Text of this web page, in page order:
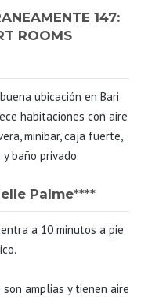
147:
ROOMS
ubicación en Bari
habitaciones con aire
minibar, caja fuerte,
baño privado.
Palme****
a 10 minutos a pie
amplias y tienen aire